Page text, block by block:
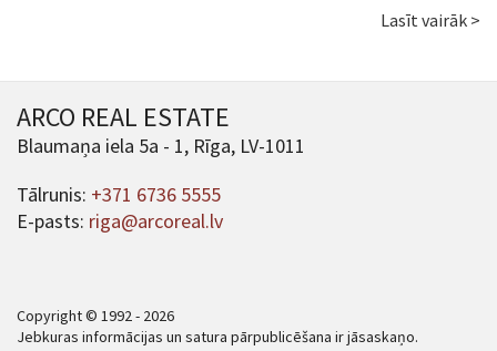
Lasīt vairāk >
ARCO REAL ESTATE
Blaumaņa iela 5a - 1, Rīga, LV-1011
Tālrunis: +371 6736 5555
E-pasts: riga@arcoreal.lv
Copyright © 1992 - 2026
Jebkuras informācijas un satura pārpublicēšana ir jāsaskaņo.